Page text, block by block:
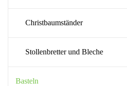
Christbaumständer
Stollenbretter und Bleche
Basteln